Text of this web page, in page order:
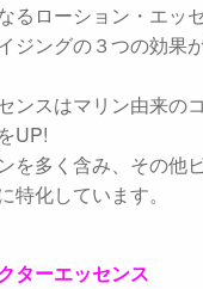
るローション・エッ
ジングの３つの効果
ンスはマリン由来の
UP!
を多く含み、その
特化しています。
ターエッセンス